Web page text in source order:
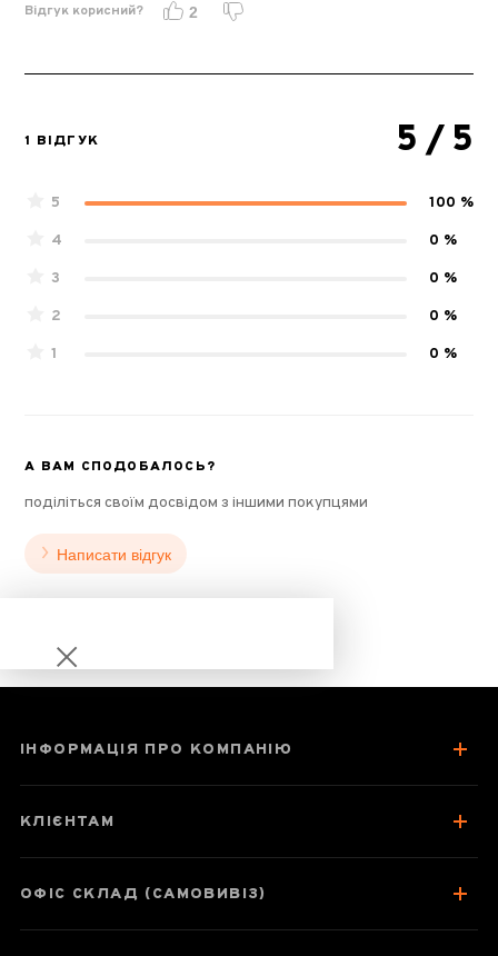
Відгук корисний? 2
1 ВІДГУК 5 / 5
5
100 %
4
0 %
3
0 %
2
0 %
1
0 %
А ВАМ СПОДОБАЛОСЬ?
поділіться своїм досвідом з іншими покупцями
Написати відгук
Паспорт товару
ІНФОРМАЦІЯ ПРО КОМПАНІЮ
КЛІЄНТАМ
ОФІС СКЛАД (САМОВИВІЗ)